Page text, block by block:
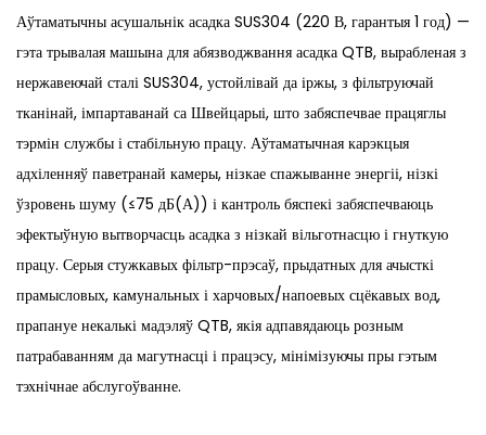
Аўтаматычны асушальнік асадка SUS304 (220 В, гарантыя 1 год) —
гэта трывалая машына для абязводжвання асадка QTB, вырабленая з
нержавеючай сталі SUS304, устойлівай да іржы, з фільтруючай
тканінай, імпартаванай са Швейцарыі, што забяспечвае працяглы
тэрмін службы і стабільную працу. Аўтаматычная карэкцыя
адхіленняў паветранай камеры, нізкае спажыванне энергіі, нізкі
ўзровень шуму (≤75 дБ(А)) і кантроль бяспекі забяспечваюць
эфектыўную вытворчасць асадка з нізкай вільготнасцю і гнуткую
працу. Серыя стужкавых фільтр-прэсаў, прыдатных для ачысткі
прамысловых, камунальных і харчовых/напоевых сцёкавых вод,
прапануе некалькі мадэляў QTB, якія адпавядаюць розным
патрабаванням да магутнасці і працэсу, мінімізуючы пры гэтым
тэхнічнае абслугоўванне.